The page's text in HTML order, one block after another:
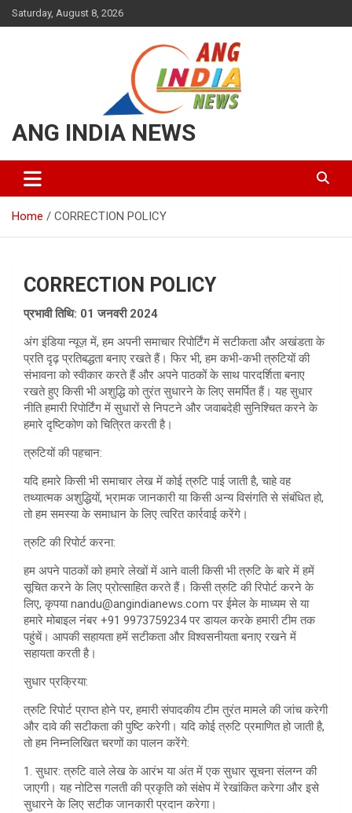
Skip
to
Saturday, August 8, 2026
ANG INDIA NEWS
Home CORRECTION POLICY
CORRECTION POLICY
प्रभावी तिथि: 01 जनवरी 2024
अंग इंडिया न्यूज़ में, हम अपनी समाचार रिपोर्टिंग में सटीकता और अखंडता के
प्रति दृढ़ प्रतिबद्धता बनाए रखते हैं। फिर भी, हम कभी-कभी त्रुटियों की
संभावना को स्वीकार करते हैं और अपने पाठकों के साथ पारदर्शिता बनाए
रखते हुए किसी भी अशुद्धि को तुरंत सुधारने के लिए समर्पित हैं। यह सुधार
नीति हमारी रिपोर्टिंग में सुधारों से निपटने और जवाबदेही सुनिश्चित करने के
हमारे दृष्टिकोण को चित्रित करती है।
त्रुटियों की पहचान:
यदि हमारे किसी भी समाचार लेख में कोई त्रुटि पाई जाती है, चाहे वह
तथ्यात्मक अशुद्धियों, भ्रामक जानकारी या किसी अन्य विसंगति से संबंधित हो,
तो हम समस्या के समाधान के लिए त्वरित कार्रवाई करेंगे।
त्रुटि की रिपोर्ट करना:
हम अपने पाठकों को हमारे लेखों में आने वाली किसी भी त्रुटि के बारे में हमें
सूचित करने के लिए प्रोत्साहित करते हैं। किसी त्रुटि की रिपोर्ट करने के
लिए, कृपया nandu@angindianews.com पर ईमेल के माध्यम से या
हमारे मोबाइल नंबर +91 9973759234 पर डायल करके हमारी टीम तक
पहुंचें। आपकी सहायता हमें सटीकता और विश्वसनीयता बनाए रखने में
सहायता करती है।
सुधार प्रक्रिया:
त्रुटि रिपोर्ट प्राप्त होने पर, हमारी संपादकीय टीम तुरंत मामले की जांच करेगी
और दावे की सटीकता की पुष्टि करेगी। यदि कोई त्रुटि प्रमाणित हो जाती है,
तो हम निम्नलिखित चरणों का पालन करेंगे:
1. सुधार: त्रुटि वाले लेख के आरंभ या अंत में एक सुधार सूचना संलग्न की
जाएगी। यह नोटिस गलती की प्रकृति को संक्षेप में रेखांकित करेगा और इसे
सुधारने के लिए सटीक जानकारी प्रदान करेगा।